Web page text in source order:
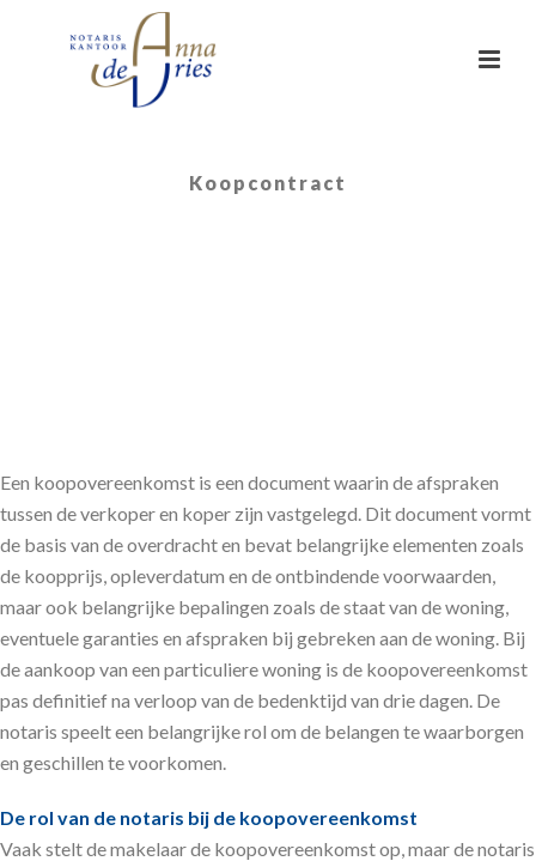
Koopcontract
Een koopovereenkomst is een document waarin de afspraken
tussen de verkoper en koper zijn vastgelegd. Dit document vormt
de basis van de overdracht en bevat belangrijke elementen zoals
de koopprijs, opleverdatum en de ontbindende voorwaarden,
maar ook belangrijke bepalingen zoals de staat van de woning,
eventuele garanties en afspraken bij gebreken aan de woning. Bij
de aankoop van een particuliere woning is de koopovereenkomst
pas definitief na verloop van de bedenktijd van drie dagen. De
notaris speelt een belangrijke rol om de belangen te waarborgen
en geschillen te voorkomen.
De rol van de notaris bij de koopovereenkomst
Vaak stelt de makelaar de koopovereenkomst op, maar de notaris